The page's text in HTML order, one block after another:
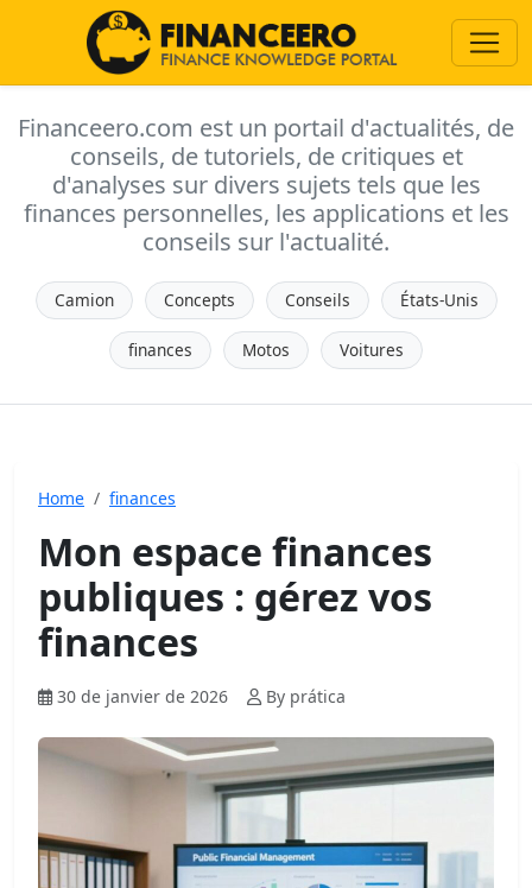
Financeero.com est un portail d'actualités, de
conseils, de tutoriels, de critiques et
d'analyses sur divers sujets tels que les
finances personnelles, les applications et les
conseils sur l'actualité.
Camion Concepts Conseils États-Unis
finances Motos Voitures
Home finances
Mon espace finances
publiques : gérez vos
finances
30 de janvier de 2026 By prática